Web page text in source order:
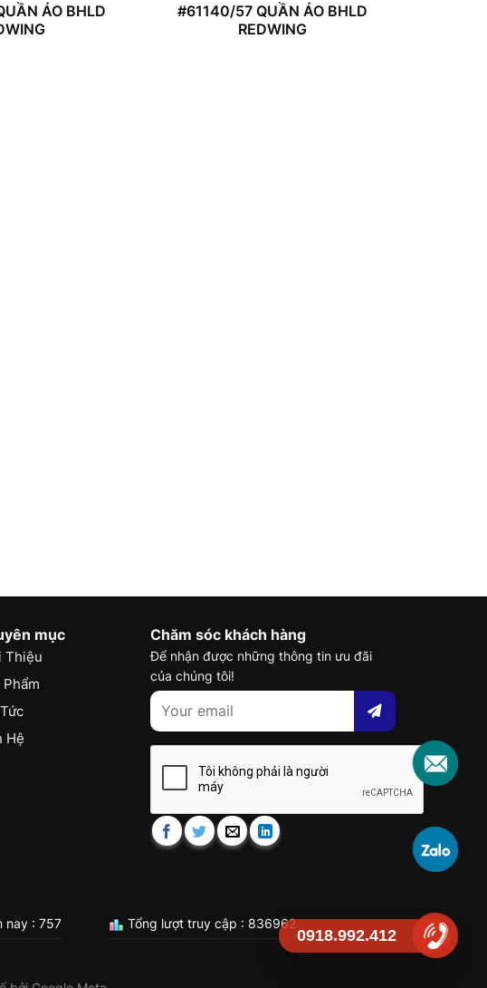
ÁO BHLD
#61140/57 QUẦN ÁO BHLD
REDWING
mục
Thiệu
Phẩm
Hệ
Chăm sóc khách hàng
Để nhận được những thông tin ưu đãi
của chúng tôi!
nay : 757 Tổng lượt truy cập : 836962
0918.992.412